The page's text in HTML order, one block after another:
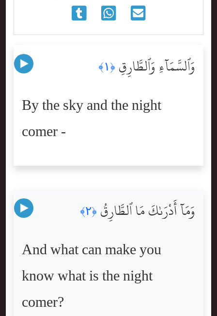
وَٱلسَّمَآءِ وَٱلطَّارِقِ ﴿١﴾
By the sky and the night
comer -
وَمَآ أَدْرَىٰكَ مَا ٱلطَّارِقُ ﴿٢﴾
And what can make you
know what is the night
comer?